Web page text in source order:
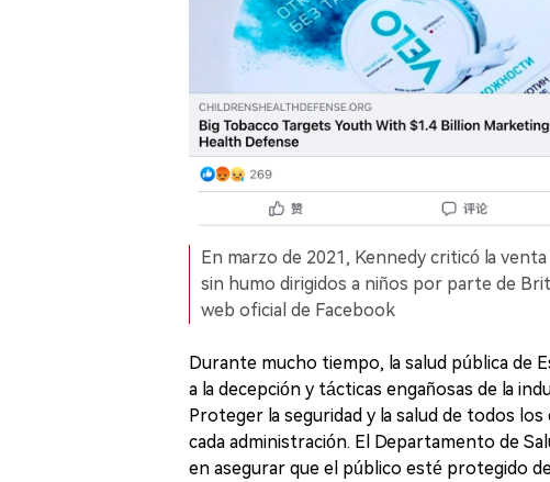
En marzo de 2021, Kennedy criticó la
sin humo dirigidos a niños por parte de
web oficial de Facebook
Durante mucho tiempo, la salud pública de
a la decepción y tácticas engañosas de la
Proteger la seguridad y la salud de todos
cada administración. El Departamento de
en asegurar que el público esté protegido